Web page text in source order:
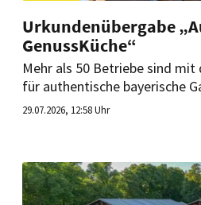
Urkundenübergabe
GenussKüche“
Mehr als 50 Betriebe sind
für authentische bayerische
ausgezeichnet worden.
29.07.2026, 12:58 Uhr